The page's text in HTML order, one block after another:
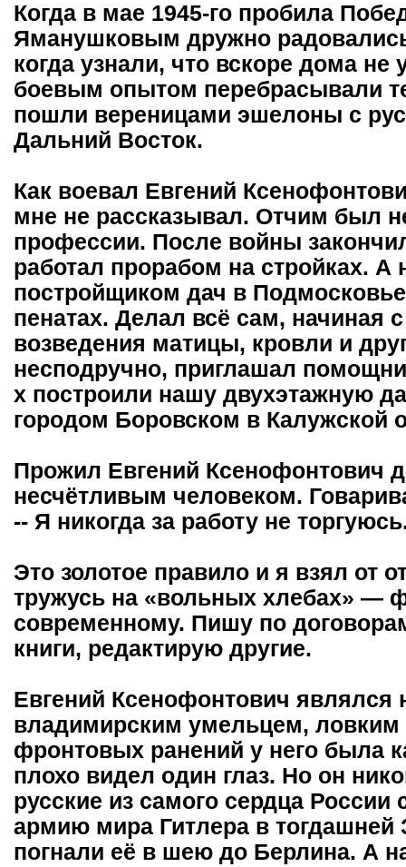
Когда в мае 1945-го пробила
Яманушковым дружно
когда узнали, что вскоре дома
боевым опытом перебрасывали
пошли вереницами эшелоны с
Дальний Восток.
Как воевал Евгений
мне не рассказывал. Отчим был
профессии. После войны
работал прорабом на стройках.
постройщиком дач в
пенатах. Делал всё сам,
возведения матицы, кровли и
несподручно, приглашал
х построили нашу двухэтажную
городом Боровском в Калужской
Прожил Евгений Ксенофонтович
несчётливым человеком.
-- Я никогда за работу не
Это золотое правило и я взял от
тружусь на «вольных хлебах» —
современному. Пишу по
книги, редактирую другие.
Евгений Ксенофонтович являлся
владимирским умельцем, ловким
фронтовых ранений у него была
плохо видел один глаз. Но он
русские из самого сердца
армию мира Гитлера в тогдашней
погнали её в шею до Берлина. А